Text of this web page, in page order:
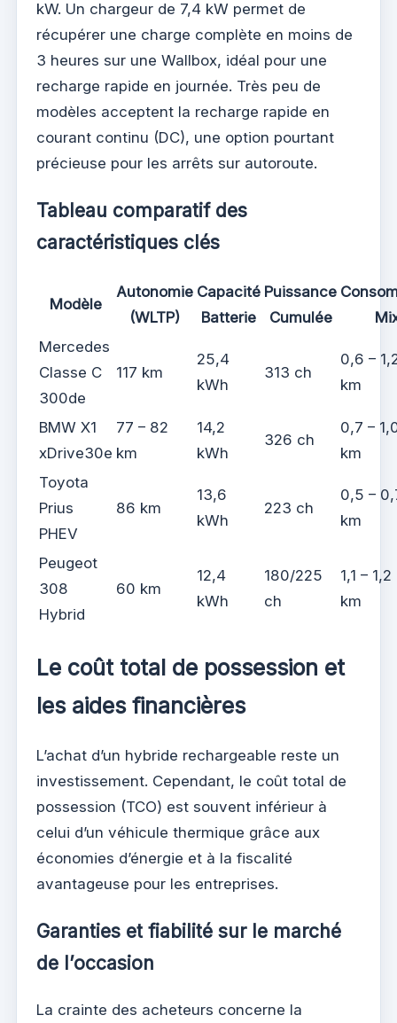
kW. Un chargeur de 7,4 kW permet de
récupérer une charge complète en moins de
3 heures sur une Wallbox, idéal pour une
recharge rapide en journée. Très peu de
modèles acceptent la recharge rapide en
courant continu (DC), une option pourtant
précieuse pour les arrêts sur autoroute.
Tableau comparatif des
caractéristiques clés
Modèle
Autonomie
(WLTP)
Capacité
Batterie
Puissance
Cumulée
Mercedes
Classe C
300de
117 km
25,4
kWh
313 ch
0,6 –
km
BMW X1
xDrive30e
77 – 82
km
14,2
kWh
326 ch
0,7 –
km
Toyota
Prius
PHEV
86 km
13,6
kWh
223 ch
0,5 –
km
Peugeot
308
Hybrid
60 km
12,4
kWh
180/225
ch
1,1 –
km
Le coût total de possession et
les aides financières
L’achat d’un hybride rechargeable reste un
investissement. Cependant, le coût total de
possession (TCO) est souvent inférieur à
celui d’un véhicule thermique grâce aux
économies d’énergie et à la fiscalité
avantageuse pour les entreprises.
Garanties et fiabilité sur le marché
de l’occasion
La crainte des acheteurs concerne la